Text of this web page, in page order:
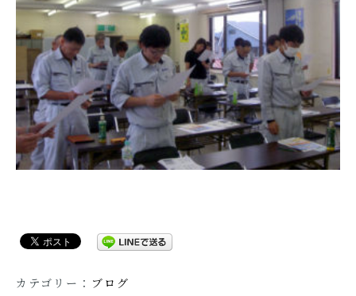
カテゴリー： ブログ